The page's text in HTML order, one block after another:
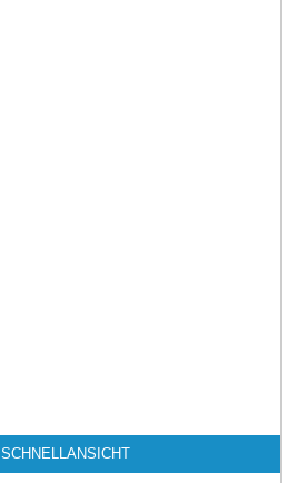
SCHNELLANSICHT